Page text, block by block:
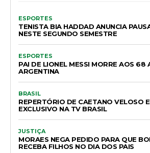
ESPORTES
TENISTA BIA HADDAD ANUNCIA
NESTE SEGUNDO SEMESTRE
ESPORTES
PAI DE LIONEL MESSI MORRE AOS 68
ARGENTINA
BRASIL
REPERTÓRIO DE CAETANO VELOSO
EXCLUSIVO NA TV BRASIL
JUSTIÇA
MORAES NEGA PEDIDO PARA QUE
RECEBA FILHOS NO DIA DOS PAIS